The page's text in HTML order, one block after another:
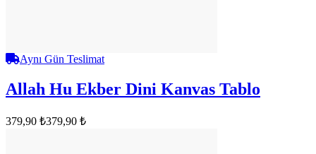
Aynı Gün Teslimat
Allah Hu Ekber Dini Kanvas Tablo
379,90 ₺379,90 ₺